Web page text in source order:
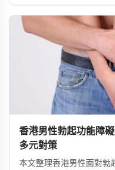
香港男性勃起功能障
多元對策
本文整理香港男性面對勃